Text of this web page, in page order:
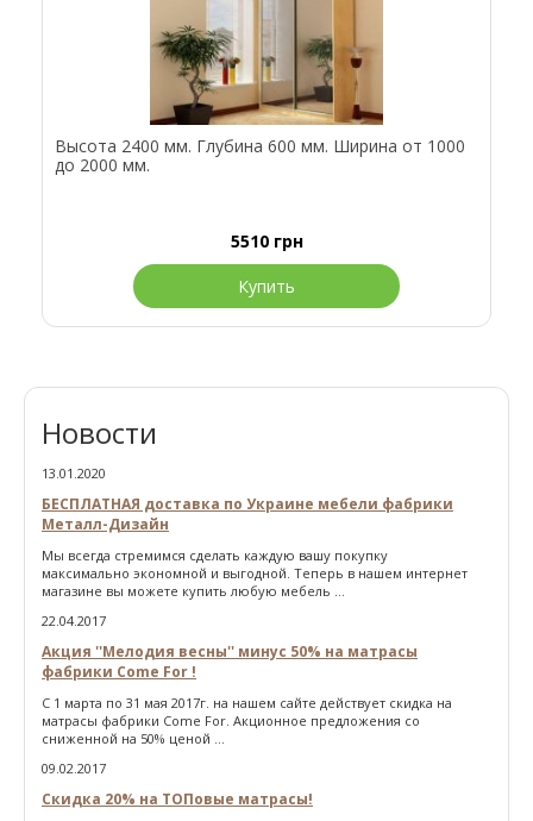
Высота 2400 мм. Глубина 600 мм. Ширина от 1000
до 2000 мм.
5510 грн
Купить
Новости
13.01.2020
БЕСПЛАТНАЯ доставка по Украине мебели фабрики
Металл-Дизайн
Мы всегда стремимся сделать каждую вашу покупку
максимально экономной и выгодной. Теперь в нашем интернет
магазине вы можете купить любую мебель ...
22.04.2017
Акция ''Мелодия весны'' минус 50% на матрасы
фабрики Come For !
С 1 марта по 31 мая 2017г. на нашем сайте действует скидка на
матрасы фабрики Come For. Акционное предложения со
сниженной на 50% ценой ...
09.02.2017
Скидка 20% на ТОПовые матрасы!